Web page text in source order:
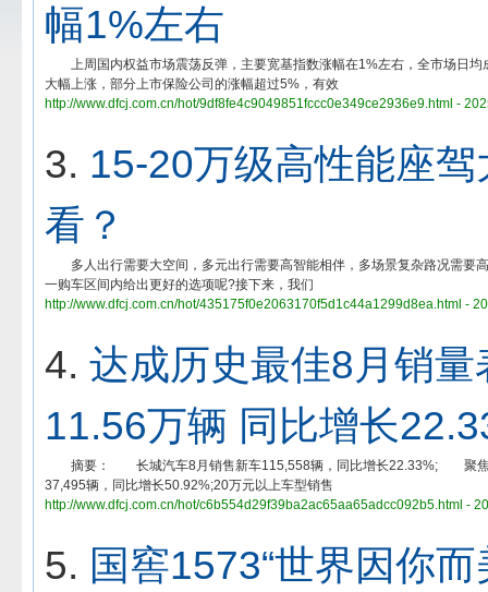
幅1%左右
上周国内权益市场震荡反弹，主要宽基指数涨幅在1%左右，全市场日均
大幅上涨，部分上市保险公司的涨幅超过5%，有效
http://www.dfcj.com.cn/hot/9df8fe4c9049851fccc0e349ce2936e9.html -
3. 15-20万级高性能座
看？
多人出行需要大空间，多元出行需要高智能相伴，多场景复杂路况需要
一购车区间内给出更好的选项呢?接下来，我们
http://www.dfcj.com.cn/hot/435175f0e2063170f5d1c44a1299d8ea.html -
4. 达成历史最佳8月销
11.56万辆 同比增长
摘要： 长城汽车8月销售新车115,558辆，同比增长22.33%; 聚焦智
37,495辆，同比增长50.92%;20万元以上车型销售
http://www.dfcj.com.cn/hot/c6b554d29f39ba2ac65aa65adcc092b5.html -
5. 国窖1573“世界因你